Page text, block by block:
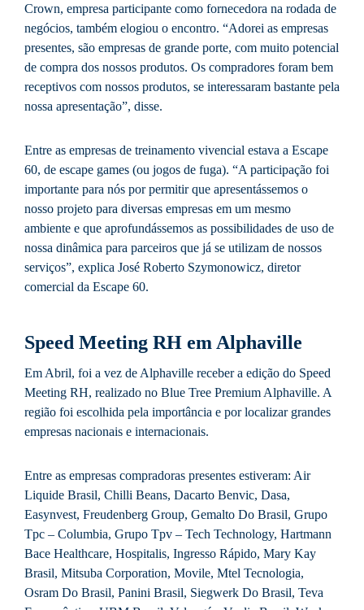
Crown, empresa participante como fornecedora na rodada de
negócios, também elogiou o encontro. “Adorei as empresas
presentes, são empresas de grande porte, com muito potencial
de compra dos nossos produtos. Os compradores foram bem
receptivos com nossos produtos, se interessaram bastante pela
nossa apresentação”, disse.
Entre as empresas de treinamento vivencial estava a Escape
60, de escape games (ou jogos de fuga). “A participação foi
importante para nós por permitir que apresentássemos o
nosso projeto para diversas empresas em um mesmo
ambiente e que aprofundássemos as possibilidades de uso de
nossa dinâmica para parceiros que já se utilizam de nossos
serviços”, explica José Roberto Szymonowicz, diretor
comercial da Escape 60.
Speed Meeting RH em Alphaville
Em Abril, foi a vez de Alphaville receber a edição do Speed
Meeting RH, realizado no Blue Tree Premium Alphaville. A
região foi escolhida pela importância e por localizar grandes
empresas nacionais e internacionais.
Entre as empresas compradoras presentes estiveram: Air
Liquide Brasil, Chilli Beans, Dacarto Benvic, Dasa,
Easynvest, Freudenberg Group, Gemalto Do Brasil, Grupo
Tpc – Columbia, Grupo Tpv – Tech Technology, Hartmann
Bace Healthcare, Hospitalis, Ingresso Rápido, Mary Kay
Brasil, Mitsuba Corporation, Movile, Mtel Tecnologia,
Osram Do Brasil, Panini Brasil, Siegwerk Do Brasil, Teva